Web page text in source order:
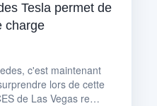
Tesla permet de
charge
c'est maintenant
lors de cette
de Las Vegas re…